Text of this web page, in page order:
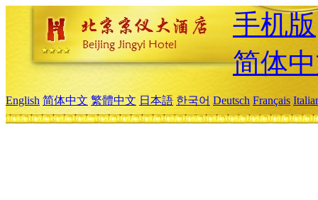
手机版
简体
English 简体中文 繁體中文 日本語 한국어 Deutsch Français